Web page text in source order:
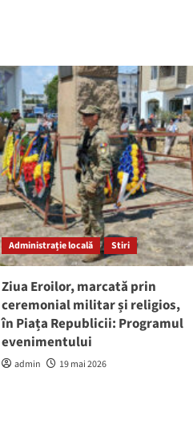
Administrație locală Stiri
Ziua Eroilor, marcată prin
ceremonial militar și religios,
în Piața Republicii: Programul
evenimentului
admin 19 mai 2026